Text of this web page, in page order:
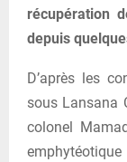
récupération
depuis
D’après les
sous Lansana
colonel